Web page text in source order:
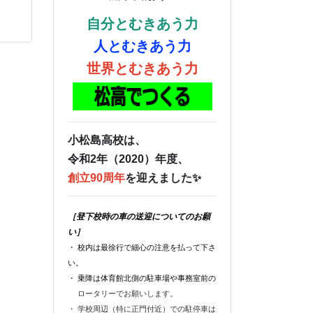
自分とむきあう力
人とむきあう力
世界とむきあう力
小松島高校は、
令和2年（2020）年度、
創立90周年を迎えました✨
［登下校時の車の送迎についてのお願
い］
・ 校内は最徐行で細心の注意を払って下さ
い。
・ 乗降は体育館北側の駐車場や事務室前の
ロータリーでお願いします。
・ 学校周辺（特に正門付近）での駐停車は